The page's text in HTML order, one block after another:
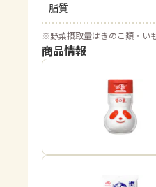
脂質
※野菜摂取量はきのこ類・い
商品情報
うま味調
商品